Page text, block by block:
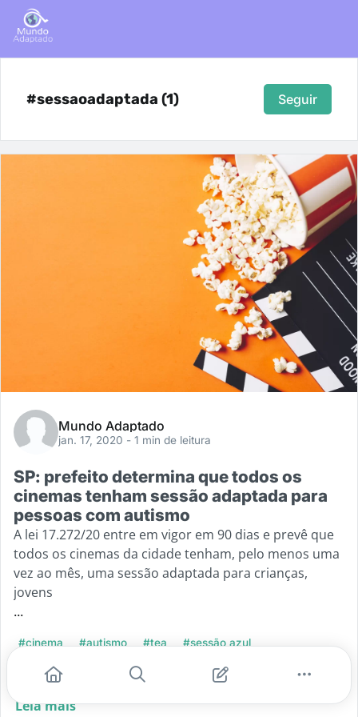
#sessaoadaptada (1) Seguir
Mundo Adaptado
jan. 17, 2020 - 1 min de leitura
SP: prefeito determina que todos os
cinemas tenham sessão adaptada para
pessoas com autismo
A lei 17.272/20 entre em vigor em 90 dias e prevê que
todos os cinemas da cidade tenham, pelo menos uma
vez ao mês, uma sessão adaptada para crianças,
jovens
...
#cinema #autismo #tea
#sessão azul
#sessãoadaptada
Leia mais